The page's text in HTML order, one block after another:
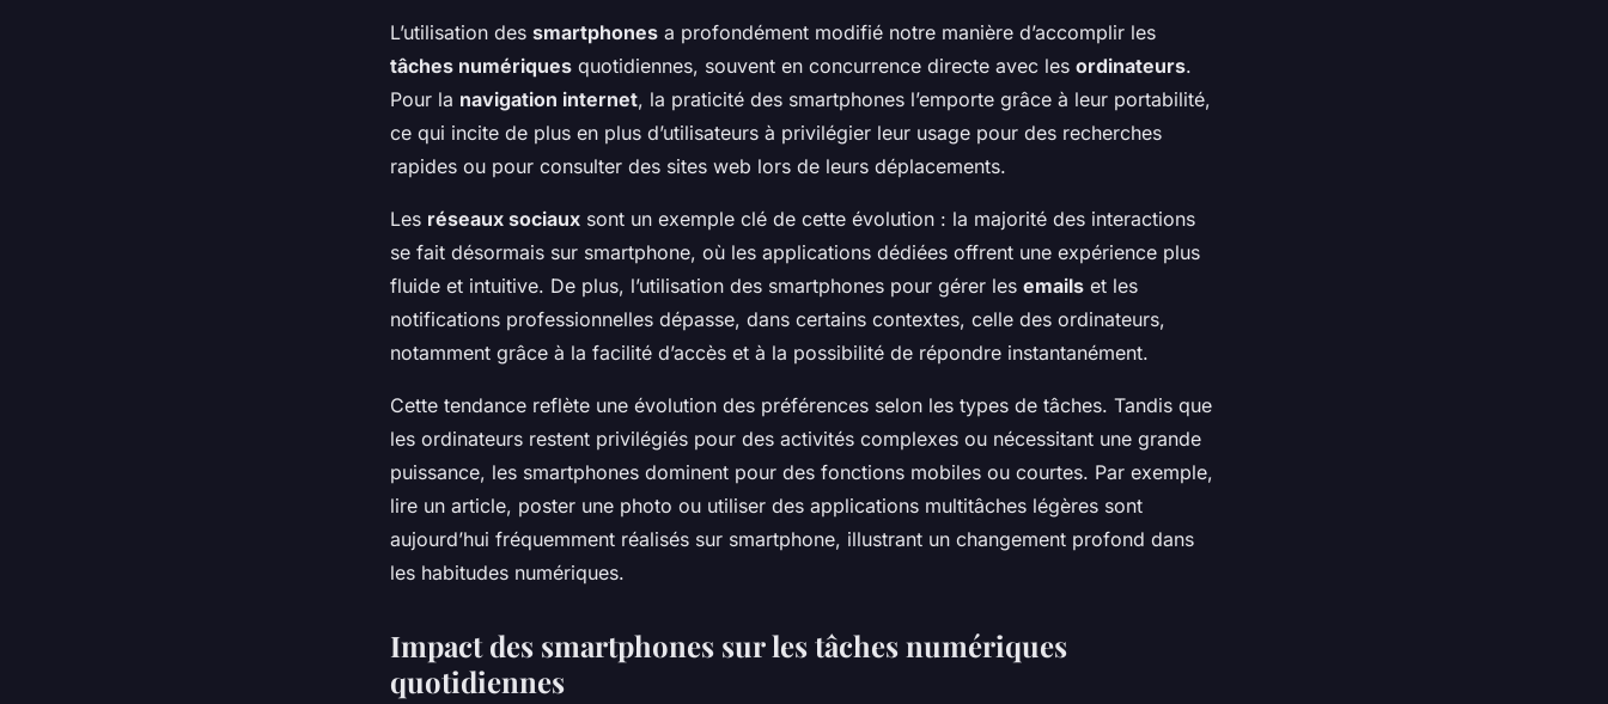
L’utilisation des smartphones a profondément modifié notre manière d’accomplir les
tâches numériques quotidiennes, souvent en concurrence directe avec les ordinateurs.
Pour la navigation internet, la praticité des smartphones l’emporte grâce à leur portabilité,
ce qui incite de plus en plus d’utilisateurs à privilégier leur usage pour des recherches
rapides ou pour consulter des sites web lors de leurs déplacements.
Les réseaux sociaux sont un exemple clé de cette évolution : la majorité des interactions
se fait désormais sur smartphone, où les applications dédiées offrent une expérience plus
fluide et intuitive. De plus, l’utilisation des smartphones pour gérer les emails et les
notifications professionnelles dépasse, dans certains contextes, celle des ordinateurs,
notamment grâce à la facilité d’accès et à la possibilité de répondre instantanément.
Cette tendance reflète une évolution des préférences selon les types de tâches. Tandis que
les ordinateurs restent privilégiés pour des activités complexes ou nécessitant une grande
puissance, les smartphones dominent pour des fonctions mobiles ou courtes. Par exemple,
lire un article, poster une photo ou utiliser des applications multitâches légères sont
aujourd’hui fréquemment réalisés sur smartphone, illustrant un changement profond dans
les habitudes numériques.
Impact des smartphones sur les tâches numériques
quotidiennes